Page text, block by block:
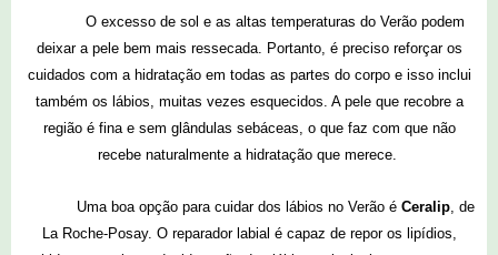
O excesso de sol e as altas temperaturas do Verão podem
deixar a pele bem mais ressecada. Portanto, é preciso reforçar os
cuidados com a hidratação em todas as partes do corpo e isso inclui
também os lábios, muitas vezes esquecidos. A pele que recobre a
região é fina e sem glândulas sebáceas, o que faz com que não
recebe naturalmente a hidratação que merece.
Uma boa opção para cuidar dos lábios no Verão é Ceralip, de
La Roche-Posay. O reparador labial é capaz de repor os lipídios,